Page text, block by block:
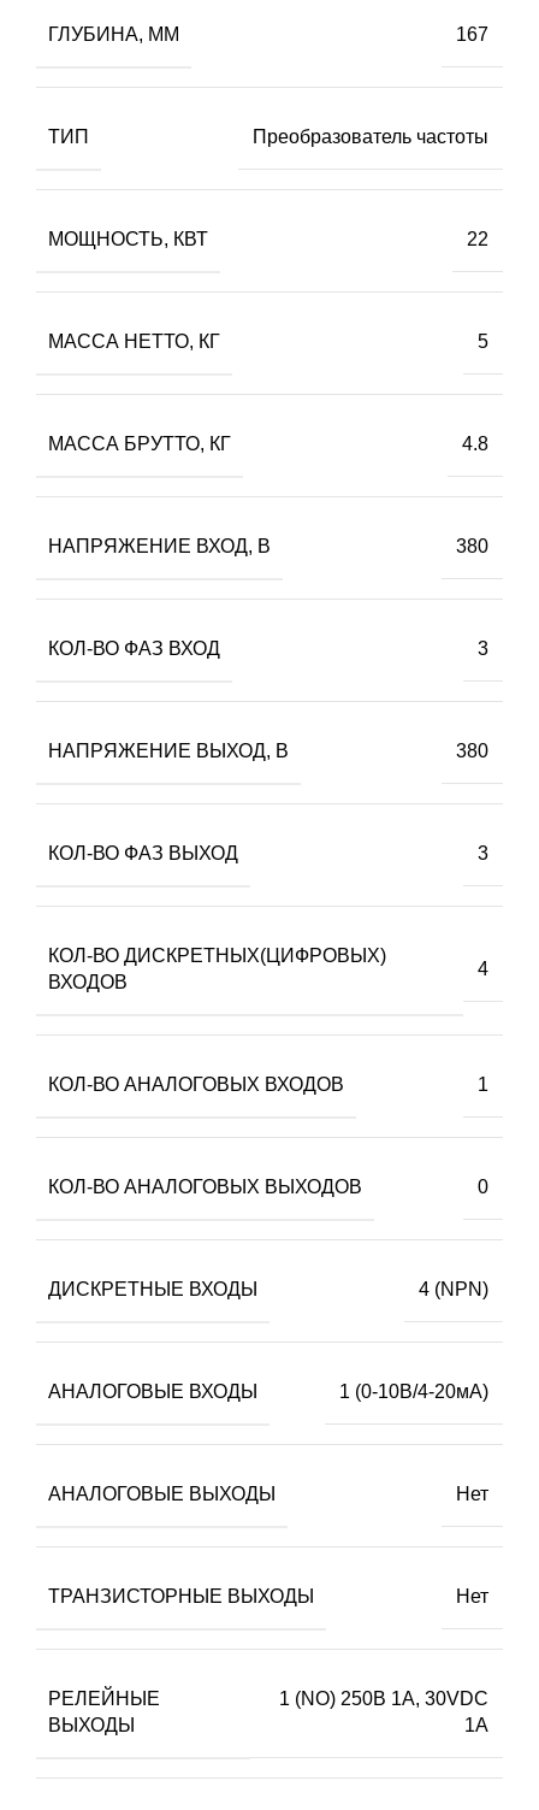
ГЛУБИНА, ММ 167
ТИП Преобразователь частоты
МОЩНОСТЬ, КВТ 22
МАССА НЕТТО, КГ 5
МАССА БРУТТО, КГ 4.8
НАПРЯЖЕНИЕ ВХОД, В 380
КОЛ-ВО ФАЗ ВХОД 3
НАПРЯЖЕНИЕ ВЫХОД, В 380
КОЛ-ВО ФАЗ ВЫХОД 3
КОЛ-ВО ДИСКРЕТНЫХ(ЦИФРОВЫХ)
ВХОДОВ
4
КОЛ-ВО АНАЛОГОВЫХ ВХОДОВ 1
КОЛ-ВО АНАЛОГОВЫХ ВЫХОДОВ 0
ДИСКРЕТНЫЕ ВХОДЫ 4 (NPN)
АНАЛОГОВЫЕ ВХОДЫ 1 (0-10В/4-20мА)
АНАЛОГОВЫЕ ВЫХОДЫ Нет
ТРАНЗИСТОРНЫЕ ВЫХОДЫ Нет
РЕЛЕЙНЫЕ
ВЫХОДЫ
1 (NO) 250В 1А, 30VDC
1А